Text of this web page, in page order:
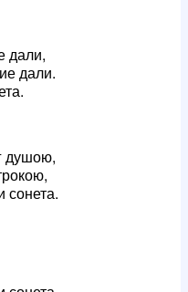
дали,
дали.
душою,
сонета.